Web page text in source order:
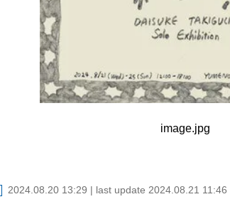
image.jpg
2024.08.20 13:29 | last update 2024.08.21 11:46